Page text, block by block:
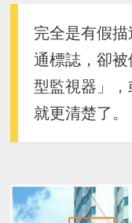
完全是有假
通標誌，卻
型監視器」
就更清楚了。